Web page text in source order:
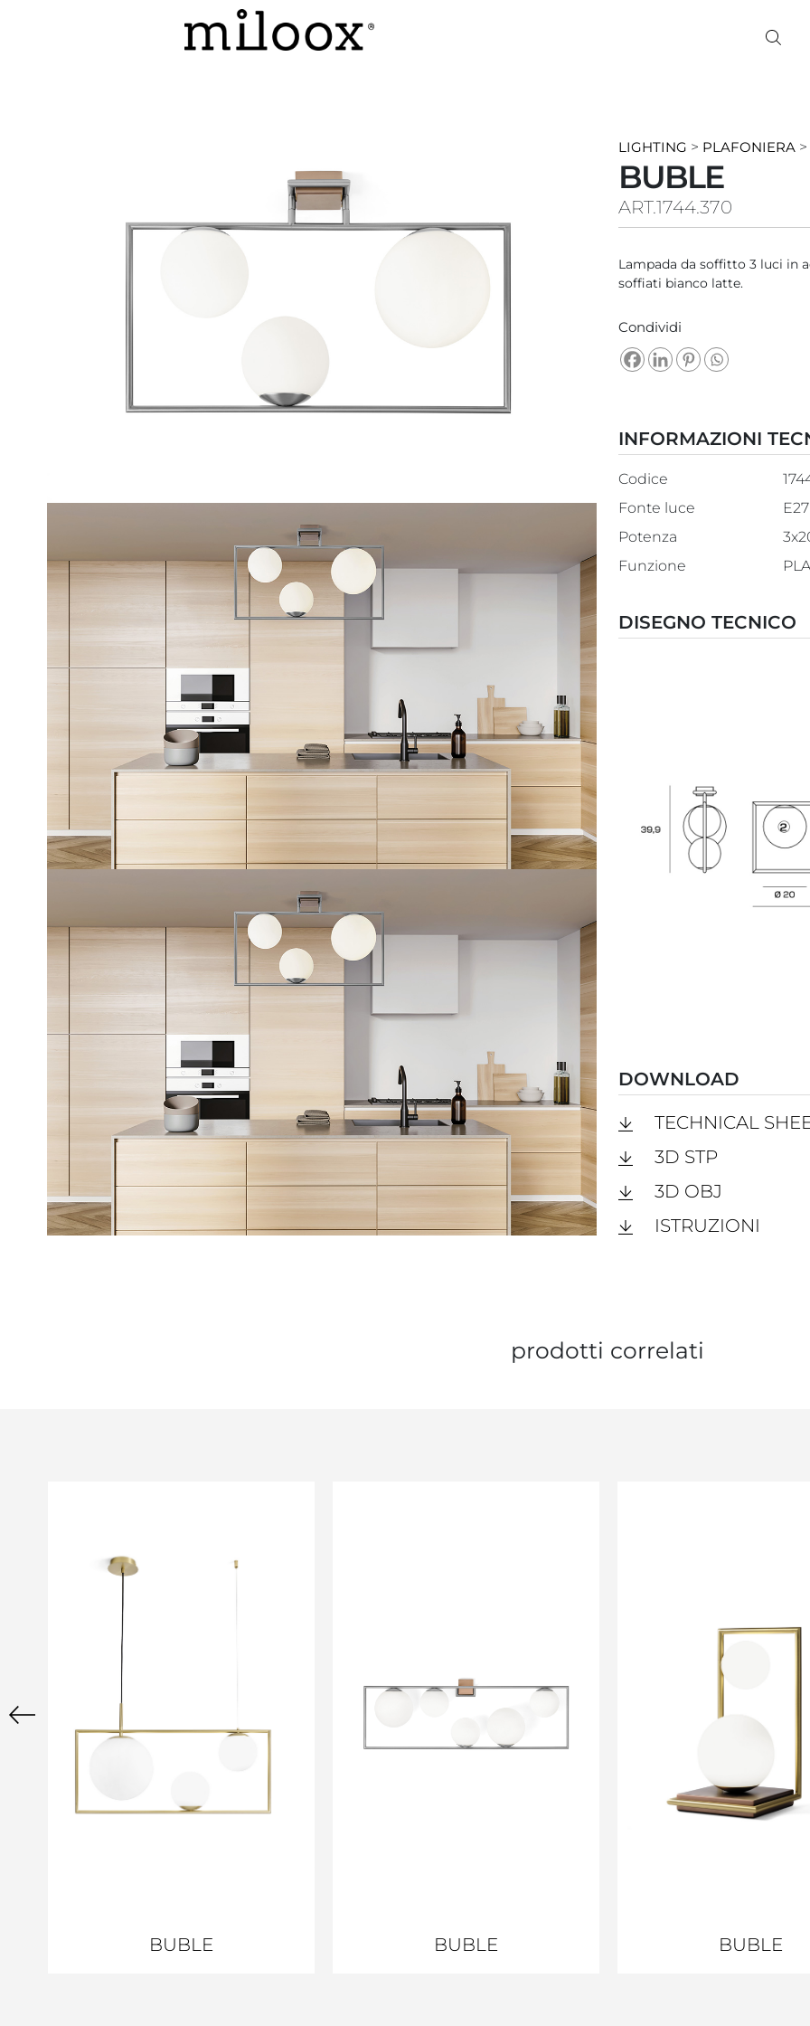
LIGHTING > PLAFONIERA >
BUBLE
ART.1744.370
Lampada da soffitto 3 luci in
soffiati bianco latte.
Condividi
INFORMAZIONI
Codice
Fonte luce
E27
Potenza
Funzione
DISEGNO TECNICO
DOWNLOAD
TECHNICAL
3D STP
3D OBJ
ISTRUZIONI
prodotti correlati
BUBLE BUBLE BUBLE